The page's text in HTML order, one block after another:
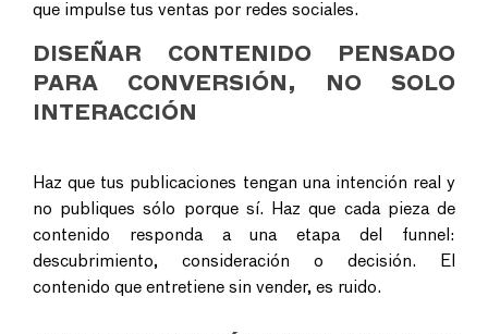
que impulse tus ventas por redes sociales.
DISEÑAR CONTENIDO PENSADO
PARA CONVERSIÓN, NO SOLO
INTERACCIÓN
Haz que tus publicaciones tengan una intención real y
no publiques sólo porque sí. Haz que cada pieza de
contenido responda a una etapa del funnel:
descubrimiento, consideración o decisión. El
contenido que entretiene sin vender, es ruido.